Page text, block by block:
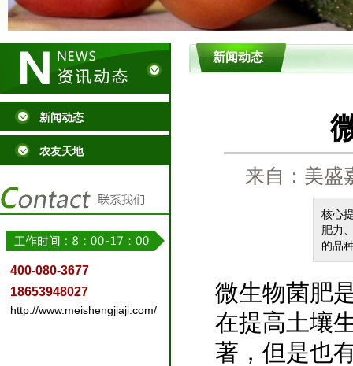
新闻动态
农友天地
400-080-3677
18653948027
http://www.meishengjiaji.com/
新闻动态
来自：美
核心
肥力
的品
微生物菌肥
在提高土壤
著，但是也